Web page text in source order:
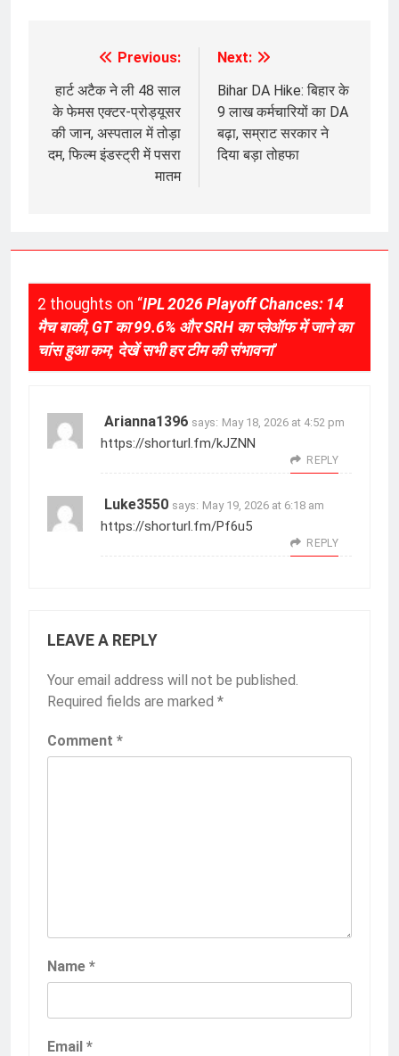
navigation
Previous:
हार्ट अटैक ने ली 48 साल
के फेमस एक्टर-प्रोड्यूसर
की जान, अस्पताल में तोड़ा
दम, फिल्म इंडस्ट्री में पसरा
मातम
Next:
Bihar DA Hike: बिहार के
9 लाख कर्मचारियों का DA
बढ़ा, सम्राट सरकार ने
दिया बड़ा तोहफा
2 thoughts on “IPL 2026 Playoff Chances: 14
मैच बाकी, GT का 99.6% और SRH का प्लेऑफ में जाने का
चांस हुआ कम; देखें सभी हर टीम की संभावना”
Arianna1396 says: May 18, 2026 at 4:52 pm
https://shorturl.fm/kJZNN
REPLY
Luke3550 says: May 19, 2026 at 6:18 am
https://shorturl.fm/Pf6u5
REPLY
LEAVE A REPLY
Your email address will not be published.
Required fields are marked *
Comment *
Name *
Email *